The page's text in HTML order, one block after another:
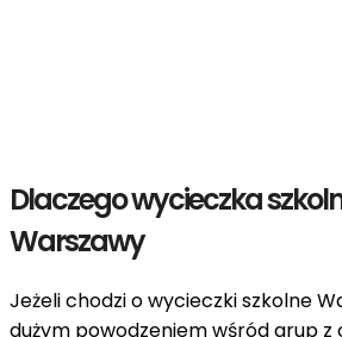
Dlaczego wycieczka
Warszawy
Jeżeli chodzi o wycieczki szkolne
dużym powodzeniem wśród grup z